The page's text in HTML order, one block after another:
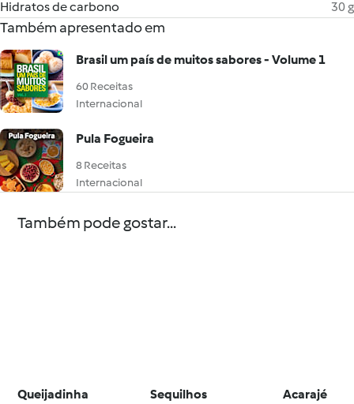
Hidratos de carbono
30 g
Também apresentado em
Brasil um país de muitos sabores - Volume 1
60 Receitas
Internacional
Pula Fogueira
8 Receitas
Internacional
Também pode gostar...
Queijadinha Sequilhos Acarajé